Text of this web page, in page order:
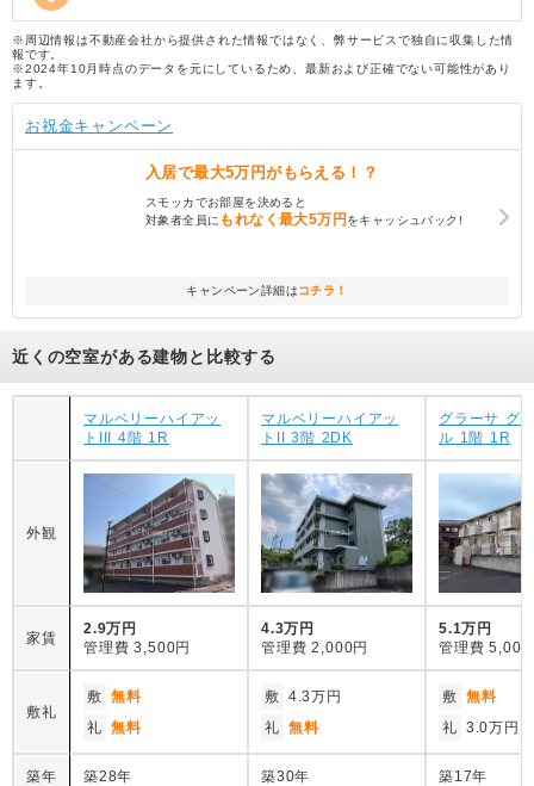
※周辺情報は不動産会社から提供された情報ではなく、弊サービスで独自に収集した情
報です。
※2024年10月時点のデータを元にしているため、最新および正確でない可能性があり
ます。
お祝金キャンペーン
入居で最大5万円がもらえる！？
スモッカでお部屋を決めると
対象者全員に もれなく最大5万円をキャッシュバック!
キャンペーン詳細はコチラ！
近くの空室がある建物と比較する
マルベリーハイアッ
トIII 4階 1R
マルベリーハイアッ
トII 3階 2DK
グラーサ グ
ル 1階 1R
外観
家賃
2.9万円
管理費 3,500円
4.3万円
管理費 2,000円
5.1万円
管理費 5,000
敷礼
敷 無料
礼 無料
敷 4.3万円
礼 無料
敷 無料
礼 3.0万円
築年 築28年 築30年 築17年